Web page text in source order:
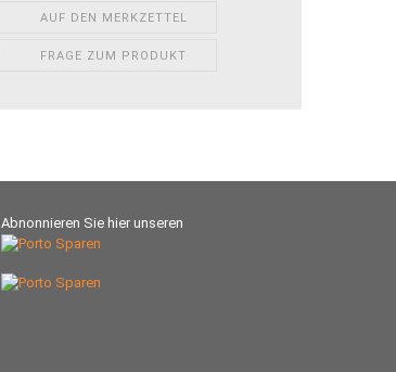
AUF DEN MERKZETTEL
FRAGE ZUM PRODUKT
Abnonnieren Sie hier unseren